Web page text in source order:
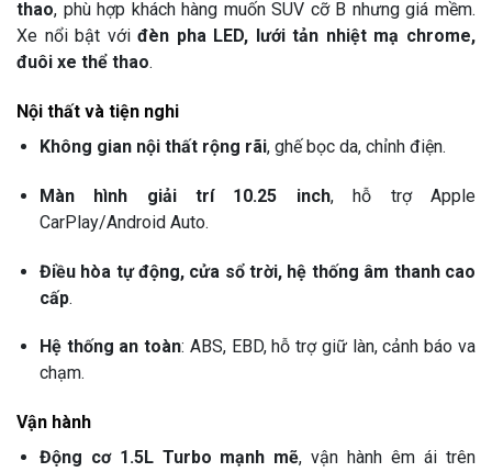
thao, phù hợp khách hàng muốn SUV cỡ B nhưng giá mềm.
Xe nổi bật vớiđèn pha LED, lưới tản nhiệt mạ chrome,
đuôi xe thể thao.
Nội thất và tiện nghi
Không gian nội thất rộng rãi, ghế bọc da, chỉnh điện.
Màn hình giải trí 10.25 inch, hỗ trợ Apple
CarPlay/Android Auto.
Điều hòa tự động, cửa sổ trời, hệ thống âm thanh cao
cấp.
Hệ thống an toàn: ABS, EBD, hỗ trợ giữ làn, cảnh báo va
chạm.
Vận hành
Động cơ 1.5L Turbo mạnh mẽ, vận hành êm ái trên